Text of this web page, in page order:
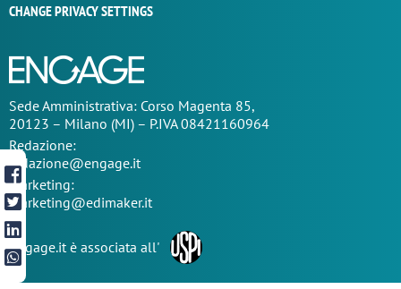
CHANGE PRIVACY SETTINGS
SedeAmministrativa: Corso Magenta 85,
20123 – Milano (MI) – P.IVA 08421160964
Redazione:
redazione@engage.it
Marketing:
marketing@edimaker.it
Engage.it è associata all'